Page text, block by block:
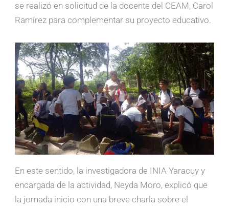
se realizó en solicitud de la docente del CEAM, Carol
Ramírez para complementar su proyecto educativo.
En este sentido, la investigadora de INIA Yaracuy y
encargada de la actividad, Neyda Moro, explicó que
la jornada inicio con una breve charla sobre el